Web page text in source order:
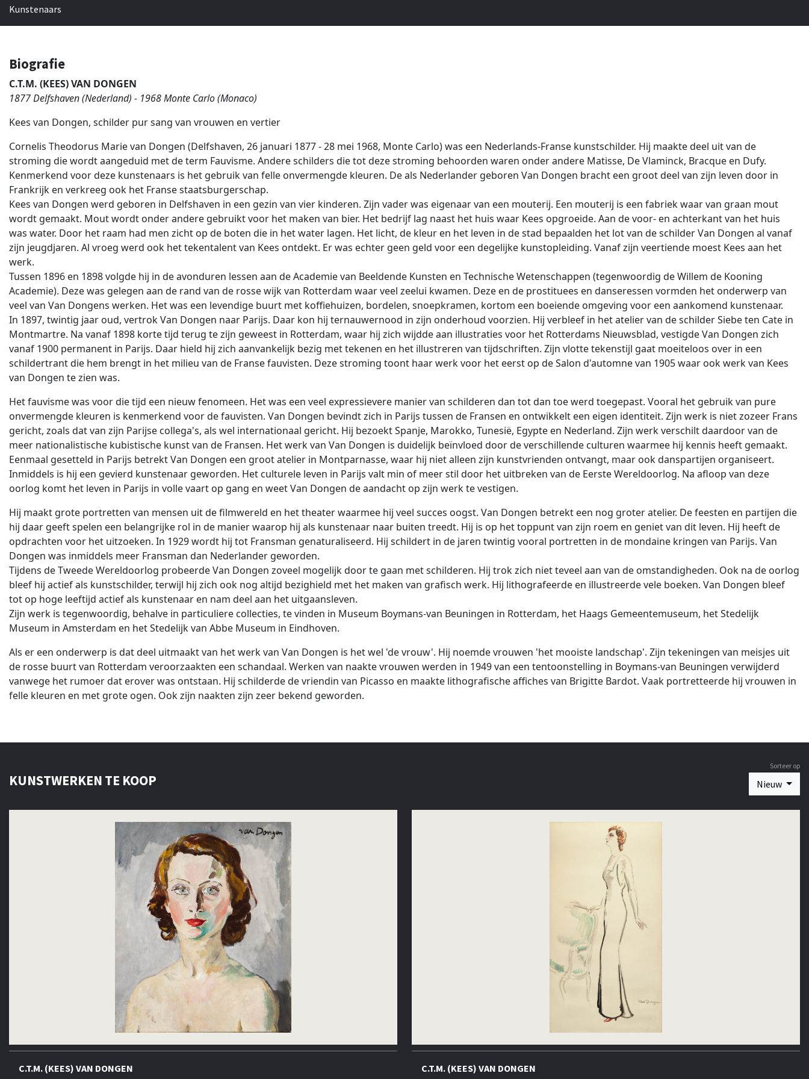
Kunstenaars
Biografie
C.T.M. (KEES) VAN DONGEN
1877 Delfshaven (Nederland) - 1968 Monte Carlo (Monaco)
Kees van Dongen, schilder pur sang van vrouwen en vertier
Cornelis Theodorus Marie van Dongen (Delfshaven, 26 januari 1877 - 28 mei 1968, Monte Carlo) was een Nederlands-Franse kunstschilder. Hij maakte deel uit van de
stroming die wordt aangeduid met de term Fauvisme. Andere schilders die tot deze stroming behoorden waren onder andere Matisse, De Vlaminck, Bracque en Dufy.
Kenmerkend voor deze kunstenaars is het gebruik van felle onvermengde kleuren. De als Nederlander geboren Van Dongen bracht een groot deel van zijn leven door in
Frankrijk en verkreeg ook het Franse staatsburgerschap.
Kees van Dongen werd geboren in Delfshaven in een gezin van vier kinderen. Zijn vader was eigenaar van een mouterij. Een mouterij is een fabriek waar van graan mout
wordt gemaakt. Mout wordt onder andere gebruikt voor het maken van bier. Het bedrijf lag naast het huis waar Kees opgroeide. Aan de voor- en achterkant van het huis
was water. Door het raam had men zicht op de boten die in het water lagen. Het licht, de kleur en het leven in de stad bepaalden het lot van de schilder Van Dongen al vanaf
zijn jeugdjaren. Al vroeg werd ook het tekentalent van Kees ontdekt. Er was echter geen geld voor een degelijke kunstopleiding. Vanaf zijn veertiende moest Kees aan het
werk.
Tussen 1896 en 1898 volgde hij in de avonduren lessen aan de Academie van Beeldende Kunsten en Technische Wetenschappen (tegenwoordig de Willem de Kooning
Academie). Deze was gelegen aan de rand van de rosse wijk van Rotterdam waar veel zeelui kwamen. Deze en de prostituees en danseressen vormden het onderwerp van
veel van Van Dongens werken. Het was een levendige buurt met koffiehuizen, bordelen, snoepkramen, kortom een boeiende omgeving voor een aankomend kunstenaar.
In 1897, twintig jaar oud, vertrok Van Dongen naar Parijs. Daar kon hij ternauwernood in zijn onderhoud voorzien. Hij verbleef in het atelier van de schilder Siebe ten Cate in
Montmartre. Na vanaf 1898 korte tijd terug te zijn geweest in Rotterdam, waar hij zich wijdde aan illustraties voor het Rotterdams Nieuwsblad, vestigde Van Dongen zich
vanaf 1900 permanent in Parijs. Daar hield hij zich aanvankelijk bezig met tekenen en het illustreren van tijdschriften. Zijn vlotte tekenstijl gaat moeiteloos over in een
schildertrant die hem brengt in het milieu van de Franse fauvisten. Deze stroming toont haar werk voor het eerst op de Salon d'automne van 1905 waar ook werk van Kees
van Dongen te zien was.
Het fauvisme was voor die tijd een nieuw fenomeen. Het was een veel expressievere manier van schilderen dan tot dan toe werd toegepast. Vooral het gebruik van pure
onvermengde kleuren is kenmerkend voor de fauvisten. Van Dongen bevindt zich in Parijs tussen de Fransen en ontwikkelt een eigen identiteit. Zijn werk is niet zozeer Frans
gericht, zoals dat van zijn Parijse collega's, als wel internationaal gericht. Hij bezoekt Spanje, Marokko, Tunesië, Egypte en Nederland. Zijn werk verschilt daardoor van de
meer nationalistische kubistische kunst van de Fransen. Het werk van Van Dongen is duidelijk beïnvloed door de verschillende culturen waarmee hij kennis heeft gemaakt.
Eenmaal gesetteld in Parijs betrekt Van Dongen een groot atelier in Montparnasse, waar hij niet alleen zijn kunstvrienden ontvangt, maar ook danspartijen organiseert.
Inmiddels is hij een gevierd kunstenaar geworden. Het culturele leven in Parijs valt min of meer stil door het uitbreken van de Eerste Wereldoorlog. Na afloop van deze
oorlog komt het leven in Parijs in volle vaart op gang en weet Van Dongen de aandacht op zijn werk te vestigen.
Hij maakt grote portretten van mensen uit de filmwereld en het theater waarmee hij veel succes oogst. Van Dongen betrekt een nog groter atelier. De feesten en partijen die
hij daar geeft spelen een belangrijke rol in de manier waarop hij als kunstenaar naar buiten treedt. Hij is op het toppunt van zijn roem en geniet van dit leven. Hij heeft de
opdrachten voor het uitzoeken. In 1929 wordt hij tot Fransman genaturaliseerd. Hij schildert in de jaren twintig vooral portretten in de mondaine kringen van Parijs. Van
Dongen was inmiddels meer Fransman dan Nederlander geworden.
Tijdens de Tweede Wereldoorlog probeerde Van Dongen zoveel mogelijk door te gaan met schilderen. Hij trok zich niet teveel aan van de omstandigheden. Ook na de oorlog
bleef hij actief als kunstschilder, terwijl hij zich ook nog altijd bezighield met het maken van grafisch werk. Hij lithografeerde en illustreerde vele boeken. Van Dongen bleef
tot op hoge leeftijd actief als kunstenaar en nam deel aan het uitgaansleven.
Zijn werk is tegenwoordig, behalve in particuliere collecties, te vinden in Museum Boymans-van Beuningen in Rotterdam, het Haags Gemeentemuseum, het Stedelijk
Museum in Amsterdam en het Stedelijk van Abbe Museum in Eindhoven.
Als er een onderwerp is dat deel uitmaakt van het werk van Van Dongen is het wel 'de vrouw'. Hij noemde vrouwen 'het mooiste landschap'. Zijn tekeningen van meisjes uit
de rosse buurt van Rotterdam veroorzaakten een schandaal. Werken van naakte vrouwen werden in 1949 van een tentoonstelling in Boymans-van Beuningen verwijderd
vanwege het rumoer dat erover was ontstaan. Hij schilderde de vriendin van Picasso en maakte lithografische affiches van Brigitte Bardot. Vaak portretteerde hij vrouwen in
felle kleuren en met grote ogen. Ook zijn naakten zijn zeer bekend geworden.
KUNSTWERKEN TE KOOP
Sorteer op
Nieuw
C.T.M. (KEES) VAN DONGEN
C.T.M. (KEES) VAN DONGEN